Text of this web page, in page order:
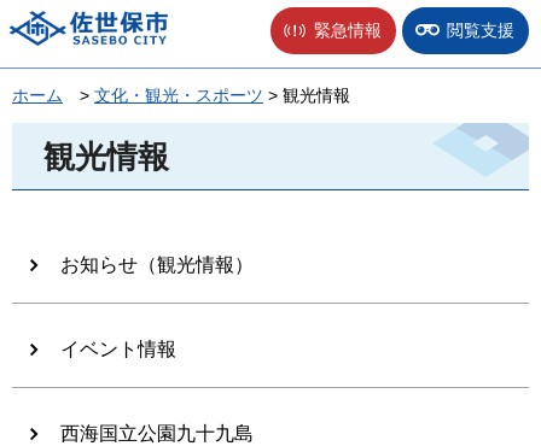
佐世保市 緊急情報 閲覧支援
ホーム > 文化・観光・スポーツ > 観光情報
観光情報
お知らせ（観光情報）
イベント情報
西海国立公園九十九島